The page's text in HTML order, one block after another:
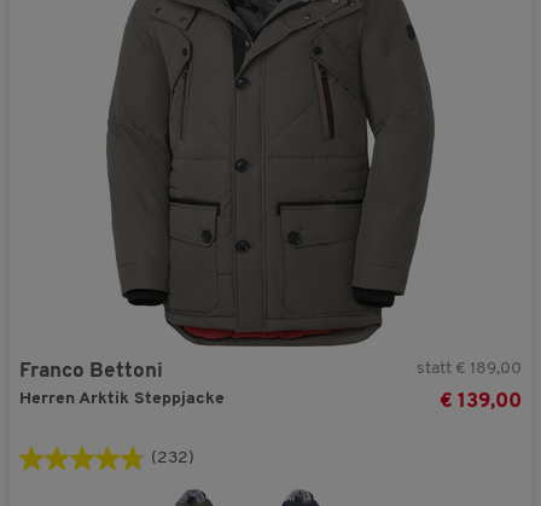
Franco Bettoni
Herren Arktik Steppjacke
statt € 189,00
€ 139,00
(232)